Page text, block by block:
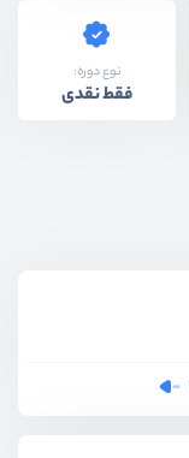
نوع دوره:
فقط نقدی